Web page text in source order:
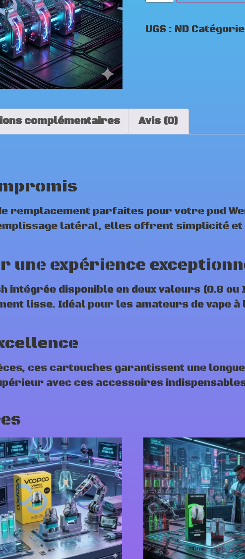
UGS : ND
complémentaires Avis (0)
remplacement parfaites pour votre pod
latéral, elles offrent simplicité
une expérience
intégrée disponible en deux valeurs (0.8 ou
lisse. Idéal pour les amateurs de vape à
ces cartouches garantissent une
avec ces accessoires